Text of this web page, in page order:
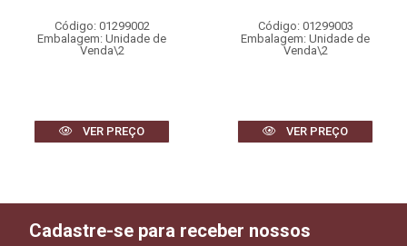
Código: 01299002
Embalagem: Unidade de
Venda\2
VER PREÇO
Código: 01299003
Embalagem: Unidade de
Venda\2
VER PREÇO
Cadastre-se para receber nossos